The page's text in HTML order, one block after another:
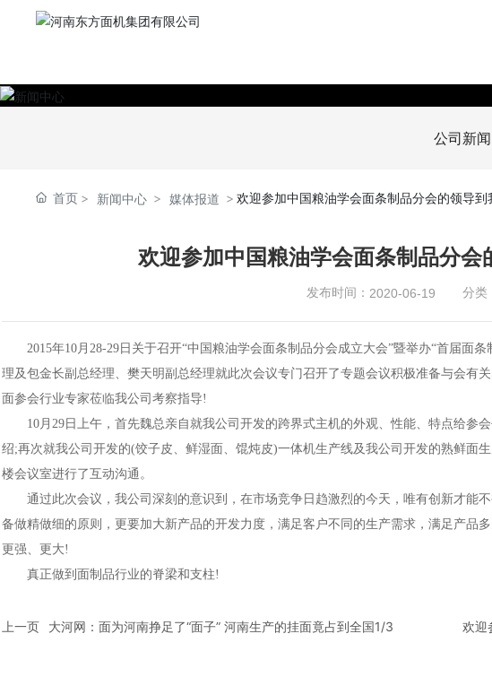
公司新闻
首页 新闻中心 媒体报道 欢迎参加中国粮油学会面条制品分会的领导到
欢迎参加中国粮油学会面条制品分会
发布时间： 2020-06-19 分类
2015年10月28-29日关于召开“中国粮油学会面条制品分会成立大会”暨举办“首届面
理及包金长副总经理、樊天明副总经理就此次会议专门召开了专题会议积极准备与会有
面参会行业专家莅临我公司考察指导!
10月29日上午，首先魏总亲自就我公司开发的跨界式主机的外观、性能、特点给参
绍;再次就我公司开发的(饺子皮、鲜湿面、馄炖皮)一体机生产线及我公司开发的熟鲜面
楼会议室进行了互动沟通。
通过此次会议，我公司深刻的意识到，在市场竞争日趋激烈的今天，唯有创新才能
备做精做细的原则，更要加大新产品的开发力度，满足客户不同的生产需求，满足产品
更强、更大!
真正做到面制品行业的脊梁和支柱!
上一页 大河网：面为河南挣足了“面子” 河南生产的挂面竟占到全国1/3 欢迎